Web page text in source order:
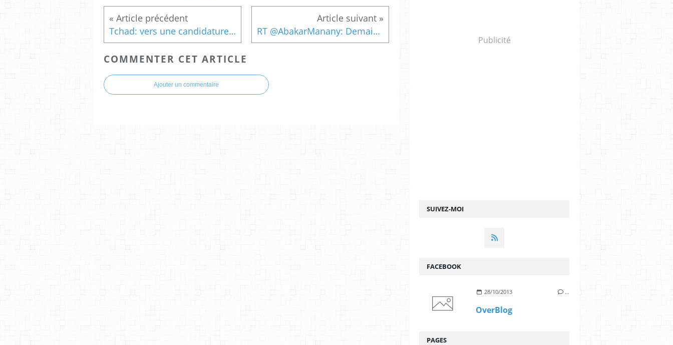
Tchad: vers une candidature unique contre Idriss Deby à la présidentielle RT @AbakarManany: Demain les #Tchad-iens vont...
COMMENTER CET ARTICLE
Ajouter un commentaire
SUIVEZ-MOI
Publicité
FACEBOOK
28/10/2013 …
OverBlog
PAGES